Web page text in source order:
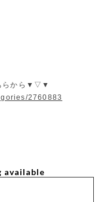
らから▼▽▼
2760883
available